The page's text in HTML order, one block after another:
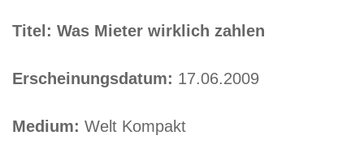
Titel: Was Mieter wirklich zahlen
Erscheinungsdatum: 17.06.2009
Medium: Welt Kompakt